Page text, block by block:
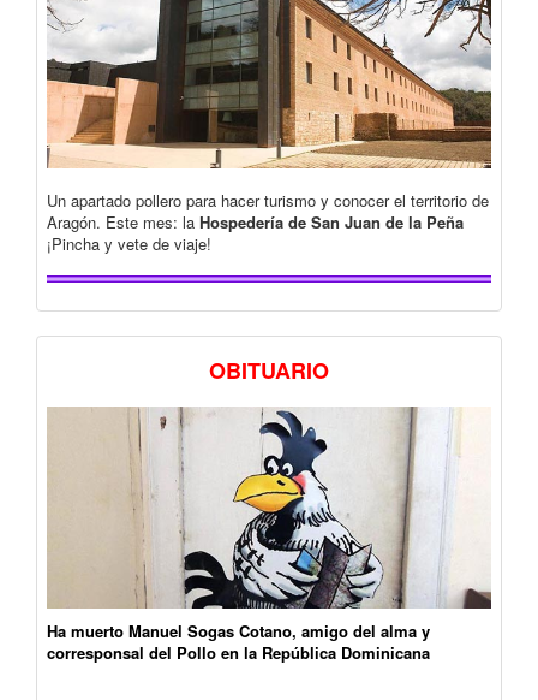
Un apartado pollero para hacer turismo y conocer el territorio de
Aragón. Este mes: la Hospedería de San Juan de la Peña
¡Pincha y vete de viaje!
OBITUARIO
Ha muerto Manuel Sogas Cotano, amigo del alma y
corresponsal del Pollo en la República Dominicana